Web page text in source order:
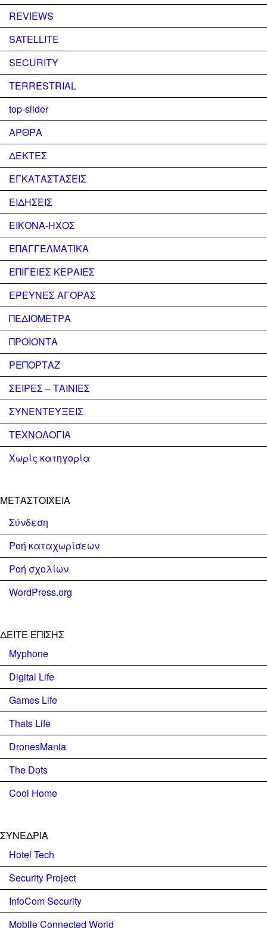
REVIEWS
SATELLITE
SECURITY
TERRESTRIAL
top-slider
ΑΡΘΡΑ
ΔΕΚΤΕΣ
ΕΓΚΑΤΑΣΤΑΣΕΙΣ
ΕΙΔΗΣΕΙΣ
ΕΙΚΟΝΑ-ΗΧΟΣ
ΕΠΑΓΓΕΛΜΑΤΙΚΑ
ΕΠΙΓΕΙΕΣ ΚΕΡΑΙΕΣ
ΕΡΕΥΝΕΣ ΑΓΟΡΑΣ
ΠΕΔΙΟΜΕΤΡΑ
ΠΡΟΙΟΝΤΑ
ΡΕΠΟΡΤΑΖ
ΣΕΙΡΕΣ – ΤΑΙΝΙΕΣ
ΣΥΝΕΝΤΕΥΞΕΙΣ
ΤΕΧΝΟΛΟΓΙΑ
Χωρίς κατηγορία
ΜΕΤΑΣΤΟΙΧΕΊΑ
Σύνδεση
Ροή καταχωρίσεων
Ροή σχολίων
WordPress.org
ΔΕΊΤΕ ΕΠΊΣΗΣ
Myphone
Digital Life
Games Life
Thats Life
DronesMania
The Dots
Cool Home
ΣΥΝΕΔΡΙΑ
Hotel Tech
Security Project
InfoCom Security
Mobile Connected World